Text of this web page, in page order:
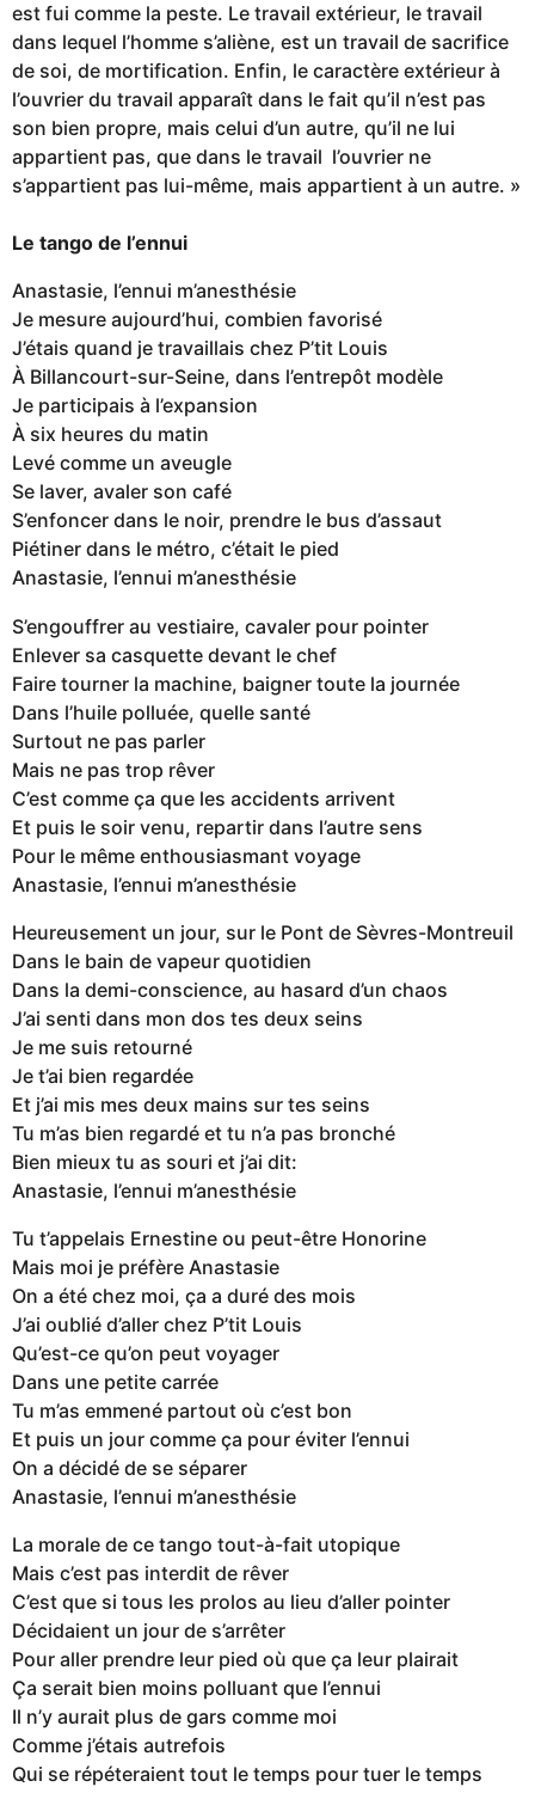
est fui comme la peste. Le travail extérieur, le travail
dans lequel l’homme s’aliène, est un travail de sacrifice
de soi, de mortification. Enfin, le caractère extérieur à
l’ouvrier du travail apparaît dans le fait qu’il n’est pas
son bien propre, mais celui d’un autre, qu’il ne lui
appartient pas, que dans le travail l’ouvrier ne
s’appartient pas lui-même, mais appartient à un autre. »
Le tango de l’ennui
Anastasie, l’ennui m’anesthésie
Je mesure aujourd’hui, combien favorisé
J’étais quand je travaillais chez P’tit Louis
À Billancourt-sur-Seine, dans l’entrepôt modèle
Je participais à l’expansion
À six heures du matin
Levé comme un aveugle
Se laver, avaler son café
S’enfoncer dans le noir, prendre le bus d’assaut
Piétiner dans le métro, c’était le pied
Anastasie, l’ennui m’anesthésie
S’engouffrer au vestiaire, cavaler pour pointer
Enlever sa casquette devant le chef
Faire tourner la machine, baigner toute la journée
Dans l’huile polluée, quelle santé
Surtout ne pas parler
Mais ne pas trop rêver
C’est comme ça que les accidents arrivent
Et puis le soir venu, repartir dans l’autre sens
Pour le même enthousiasmant voyage
Anastasie, l’ennui m’anesthésie
Heureusement un jour, sur le Pont de Sèvres-Montreuil
Dans le bain de vapeur quotidien
Dans la demi-conscience, au hasard d’un chaos
J’ai senti dans mon dos tes deux seins
Je me suis retourné
Je t’ai bien regardée
Et j’ai mis mes deux mains sur tes seins
Tu m’as bien regardé et tu n’a pas bronché
Bien mieux tu as souri et j’ai dit:
Anastasie, l’ennui m’anesthésie
Tu t’appelais Ernestine ou peut-être Honorine
Mais moi je préfère Anastasie
On a été chez moi, ça a duré des mois
J’ai oublié d’aller chez P’tit Louis
Qu’est-ce qu’on peut voyager
Dans une petite carrée
Tu m’as emmené partout où c’est bon
Et puis un jour comme ça pour éviter l’ennui
On a décidé de se séparer
Anastasie, l’ennui m’anesthésie
La morale de ce tango tout-à-fait utopique
Mais c’est pas interdit de rêver
C’est que si tous les prolos au lieu d’aller pointer
Décidaient un jour de s’arrêter
Pour aller prendre leur pied où que ça leur plairait
Ça serait bien moins polluant que l’ennui
Il n’y aurait plus de gars comme moi
Comme j’étais autrefois
Qui se répéteraient tout le temps pour tuer le temps